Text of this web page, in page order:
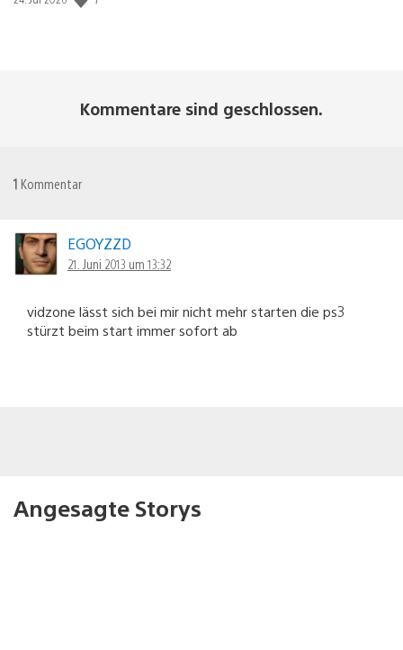
Kommentare sind geschlossen.
1 Kommentar
EGOYZZD
21. Juni 2013 um 13:32
vidzone lässt sich bei mir nicht mehr starten die ps3
stürzt beim start immer sofort ab
Angesagte Storys